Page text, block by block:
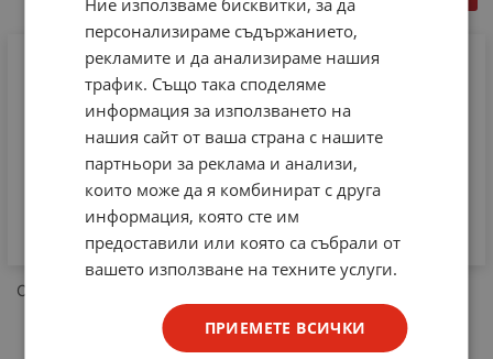
OMRON Пътен изключвател
Японски с 6 бутона в
редица 6VB, D4, T, NPG,
превключвател
OMRON PYF за DIN шина
15.10€ / 29.53
персонализираме съдържанието,
рекламите и да анализираме нашия
трафик. Също така споделяме
информация за използването на
нашия сайт от ваша страна с нашите
партньори за реклама и анализи,
които може да я комбинират с друга
информация, която сте им
предоставили или която са събрали от
вашето използване на техните услуги.
ПРИЕМЕТЕ ВСИЧКИ